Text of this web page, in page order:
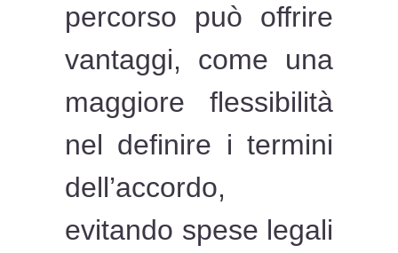
percorso può offrire
vantaggi, come una
maggiore flessibilità
nel definire i termini
dell’accordo,
evitando spese legali